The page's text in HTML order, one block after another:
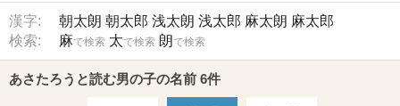
漢字: 朝太朗 朝太郎 浅太朗 浅太郎 麻太朗 麻太郎
検索:
麻で検索 太で検索 朗で検索
あさたろうと読む男の子の名前 6件